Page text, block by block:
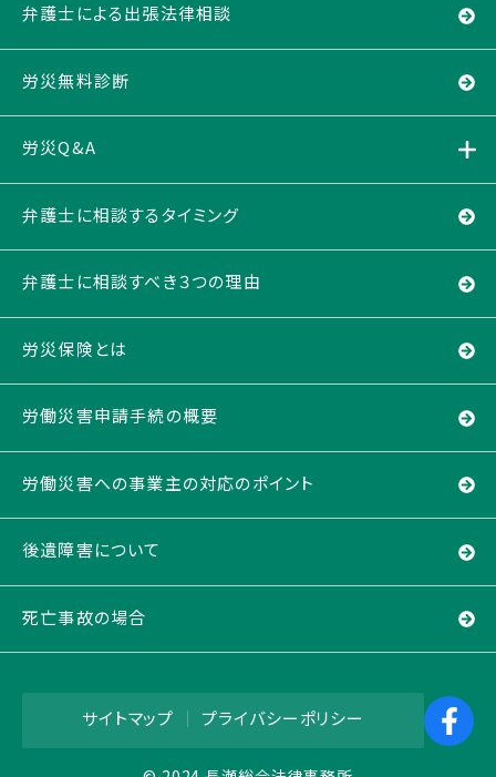
弁護士による出張法律相談
労災無料診断
労災Q&A
弁護士に相談するタイミング
弁護士に相談すべき３つの理由
労災保険とは
労働災害申請手続の概要
労働災害への事業主の対応のポイント
後遺障害について
死亡事故の場合
サイトマップ ｜ プライバシーポリシー